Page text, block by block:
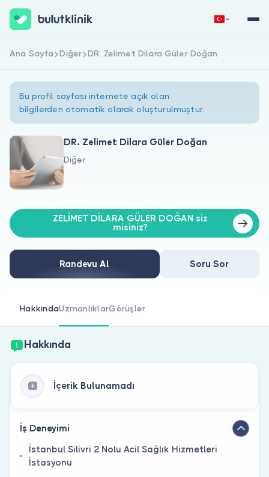
Hakkımızda
Doktorlar için
Doktor musunuz?
Hemen Kaydol Giriş Yap
Ana Sayfa Diğer DR. Zelimet Dilara Güler Doğan
Bu profil sayfası internete açık olan
bilgilerden otomatik olarak oluşturulmuştur.
DR. Zelimet Dilara Güler Doğan
Diğer
ZELİMET DİLARA GÜLER DOĞAN siz
misiniz?
Randevu Al Soru Sor
HakkındaUzmanlıklarGörüşler
Hakkında
İçerik Bulunamadı
İş Deneyimi
İstanbul Silivri 2 Nolu Acil Sağlık Hizmetleri
İstasyonu